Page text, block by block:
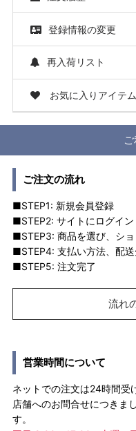
登録情報の変更
再入荷リスト
お気に入りアイテム
ご注文の流れ
■STEP1: 新規会員登録
■STEP2: サイトにログイン
■STEP3: 商品を選び、シ
■STEP4: 支払い方法、配
■STEP5: 注文完了
流れ
営業時間について
ネットでの注文は24時間受
店舗へのお問合せにつきま
す。